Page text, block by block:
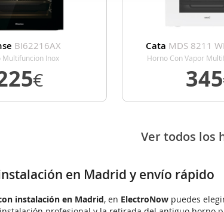
BI62216AX
Multifuncion Inox
€
Cata MDS 8211
Horno Con Vapor
Ver todos los
en Madrid y envío rápido
instalación en Madrid, en ElectroNow puedes